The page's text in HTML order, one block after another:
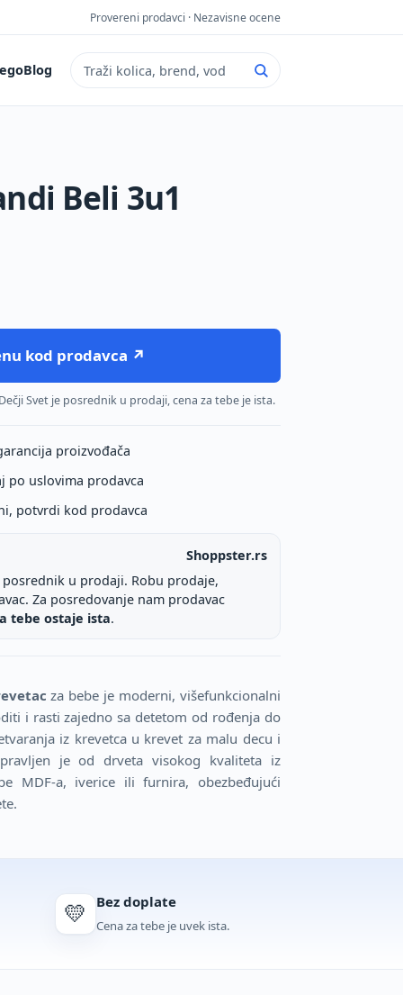
Provereni prodavci · Nezavisne ocene
Blog
Pretraga sajta
Beli 3u1
kod prodavca ↗
Svet je posrednik u prodaji, cena za tebe je ista.
proizvođača
po uslovima prodavca
potvrdi kod prodavca
Shoppster.rs
posrednik u prodaji. Robu prodaje,
Za posredovanje nam prodavac
tebe ostaje ista.
za bebe je moderni, višefunkcionalni
i rasti zajedno sa detetom od rođenja do
iz krevetca u krevet za malu decu i
je od drveta visokog kvaliteta iz
MDF-a, iverice ili furnira, obezbeđujući
💛 Bez doplate
Cena za tebe je uvek ista.